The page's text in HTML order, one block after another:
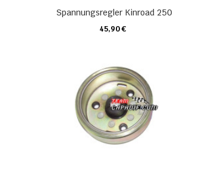
Spannungsregler Kinroad 250
45,90 €
KARTE